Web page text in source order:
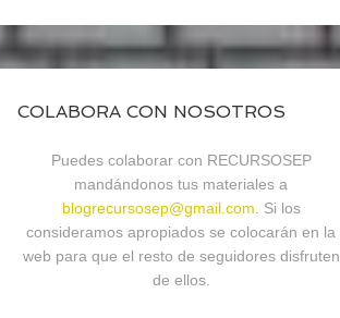
COLABORA CON NOSOTROS
Puedes colaborar con RECURSOSEP
mandándonos tus materiales a
blogrecursosep@gmail.com . Si los
consideramos apropiados se colocarán en la
web para que el resto de seguidores disfruten
de ellos.